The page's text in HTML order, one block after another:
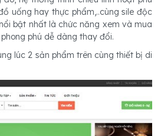
uống hay thực phẩm,..cùng sile độc
bật nhất là chức năng xem và mua
phú dễ dàng thay đổi.
lúc 2 sản phẩm trên cùng thiết bị di